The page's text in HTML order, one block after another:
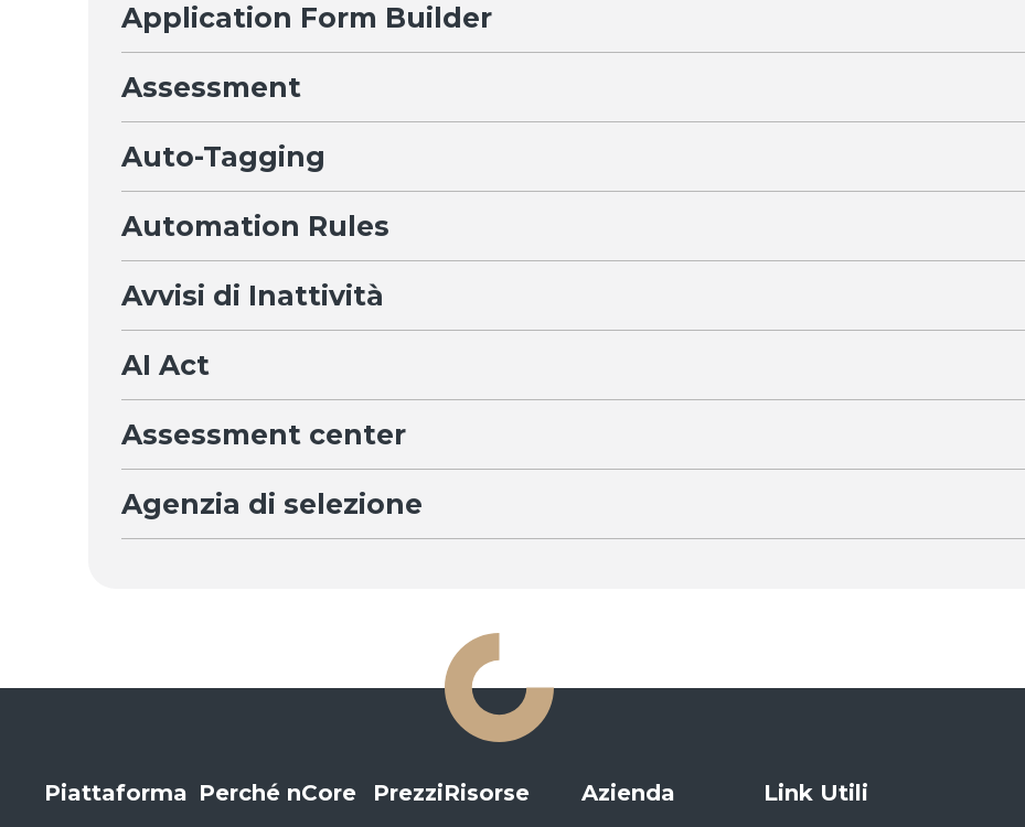
Application Form Builder
Assessment
Auto-Tagging
Automation Rules
Avvisi di Inattività
AI Act
Assessment center
Agenzia di selezione
Piattaforma Perché nCore PrezziRisorse Azienda Link Utili